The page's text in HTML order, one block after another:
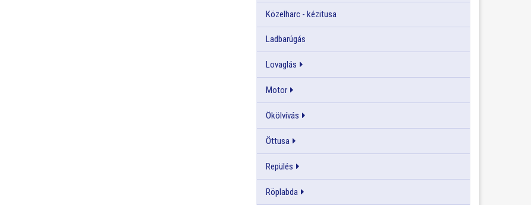
Közelharc - kézitusa
Ladbarúgás
Lovaglás
Motor
Ökölvívás
Öttusa
Repülés
Röplabda